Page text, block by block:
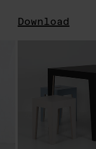
Download